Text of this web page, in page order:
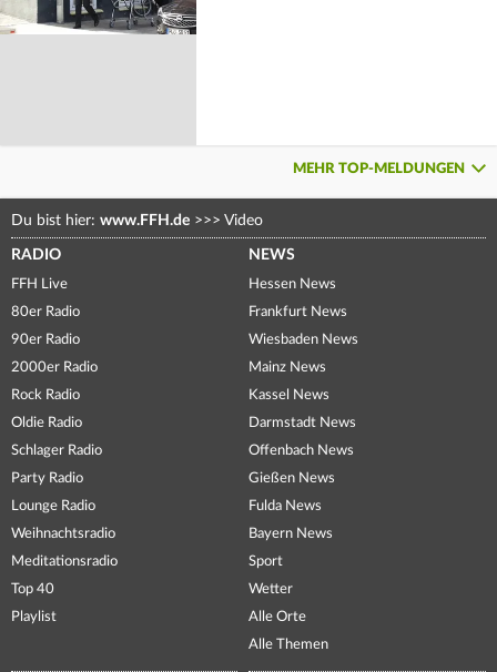
MEHR TOP-MELDUNGEN
Du bist hier: www.FFH.de >>> Video
RADIO
FFH Live
80er Radio
90er Radio
2000er Radio
Rock Radio
Oldie Radio
Schlager Radio
Party Radio
Lounge Radio
Weihnachtsradio
Meditationsradio
Top 40
Playlist
NEWS
Hessen News
Frankfurt News
Wiesbaden News
Mainz News
Kassel News
Darmstadt News
Offenbach News
Gießen News
Fulda News
Bayern News
Sport
Wetter
Alle Orte
Alle Themen